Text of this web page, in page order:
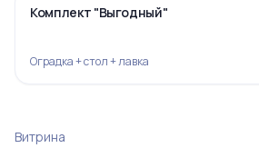
Ограда 19
-5%
Комплект "Выгодный"
Оградка + стол + лавка
Витрина